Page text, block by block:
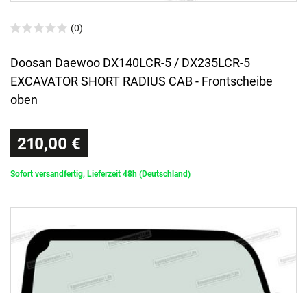
(0)
Doosan Daewoo DX140LCR-5 / DX235LCR-5
EXCAVATOR SHORT RADIUS CAB - Frontscheibe
oben
210,00 €
Sofort versandfertig, Lieferzeit 48h (Deutschland)